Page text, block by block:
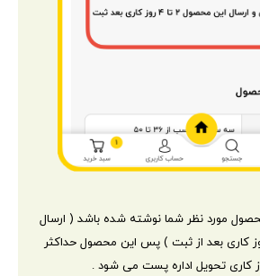
مورد نظر شما نوشته شده باشد ( ارسال
محصول 2 تا 4 روز کاری بعد از ثبت ) پس این محصول حداکثر